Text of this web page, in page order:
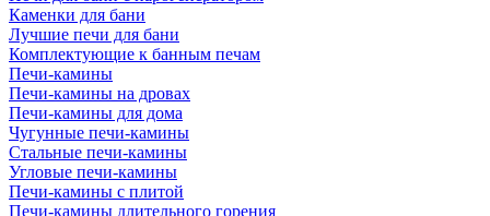
Каменки для бани
Лучшие печи для бани
Комплектующие к банным печам
Печи-камины
Печи-камины на дровах
Печи-камины для дома
Чугунные печи-камины
Стальные печи-камины
Угловые печи-камины
Печи-камины с плитой
Печи-камины длительного горения